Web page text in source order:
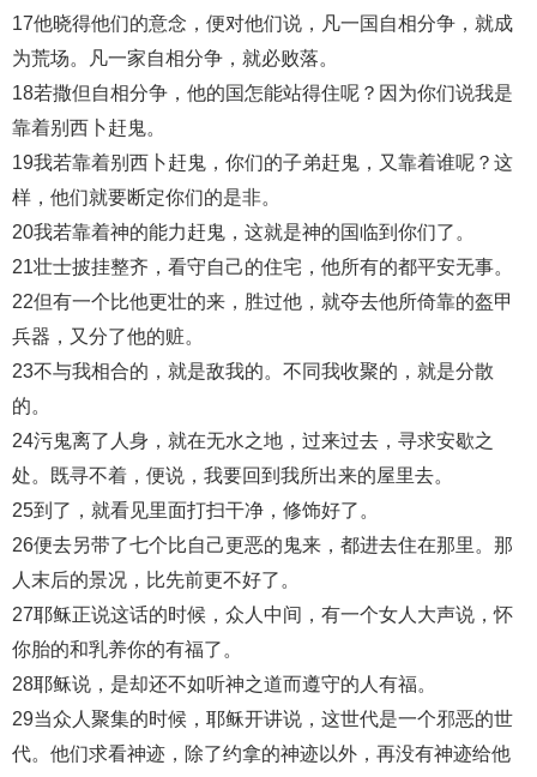
17他晓得他们的意念，便对他们说，凡一国自相分争，就成
为荒场。凡一家自相分争，就必败落。
18若撒但自相分争，他的国怎能站得住呢？因为你们说我是
靠着别西卜赶鬼。
19我若靠着别西卜赶鬼，你们的子弟赶鬼，又靠着谁呢？这
样，他们就要断定你们的是非。
20我若靠着神的能力赶鬼，这就是神的国临到你们了。
21壮士披挂整齐，看守自己的住宅，他所有的都平安无事。
22但有一个比他更壮的来，胜过他，就夺去他所倚靠的盔甲
兵器，又分了他的赃。
23不与我相合的，就是敌我的。不同我收聚的，就是分散
的。
24污鬼离了人身，就在无水之地，过来过去，寻求安歇之
处。既寻不着，便说，我要回到我所出来的屋里去。
25到了，就看见里面打扫干净，修饰好了。
26便去另带了七个比自己更恶的鬼来，都进去住在那里。那
人末后的景况，比先前更不好了。
27耶稣正说这话的时候，众人中间，有一个女人大声说，怀
你胎的和乳养你的有福了。
28耶稣说，是却还不如听神之道而遵守的人有福。
29当众人聚集的时候，耶稣开讲说，这世代是一个邪恶的世
代。他们求看神迹，除了约拿的神迹以外，再没有神迹给他